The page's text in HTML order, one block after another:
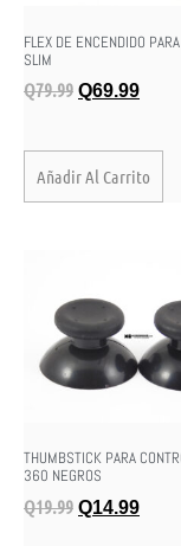
FLEX DE ENCENDIDO
SLIM
Q79.99 Q69.99
Añadir Al Carrito
THUMBSTICK PARA
360 NEGROS
Q19.99 Q14.99